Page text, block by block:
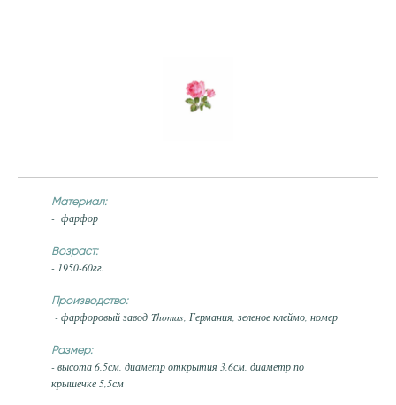
Материал:
- фарфор
Возраст:
- 1950-60гг.
Производство:
- фарфоровый завод Thomas, Германия, зеленое клеймо, номер
Размер:
- высота 6,5см, диаметр открытия 3,6см, диаметр по
крышечке 5,5см